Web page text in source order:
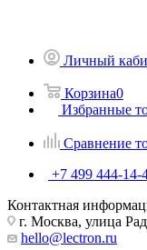
Личный
Корзина0
Избранные
Сравнение
+7 499 444-14-
Контактная
г. Москва, улица
hello@lectron.ru